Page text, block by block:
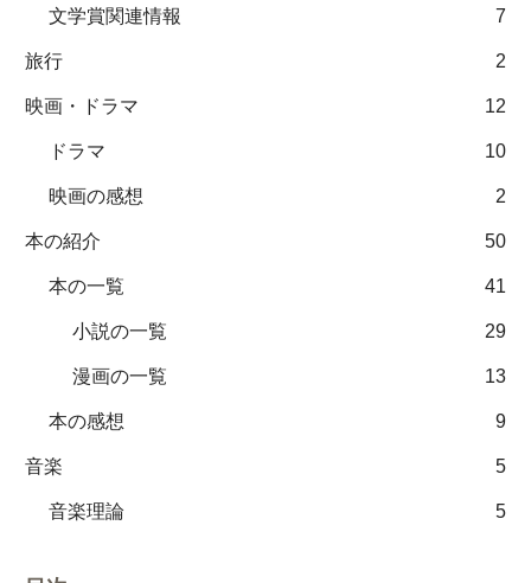
文学賞関連情報 7
旅行 2
映画・ドラマ 12
ドラマ 10
映画の感想 2
本の紹介 50
本の一覧 41
小説の一覧 29
漫画の一覧 13
本の感想 9
音楽 5
音楽理論 5